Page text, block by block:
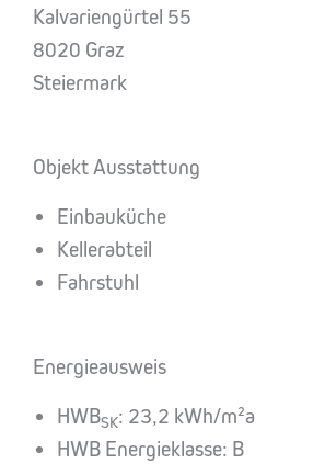
Kalvariengürtel 55
8020 Graz
Steiermark
Objekt Ausstattung
Einbauküche
Kellerabteil
Fahrstuhl
Energieausweis
HWBSK: 23,2 kWh/m²a
HWB Energieklasse: B